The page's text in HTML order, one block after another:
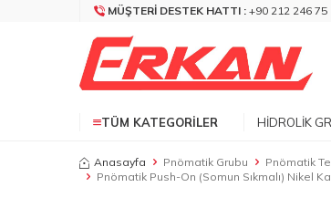
MÜŞTERI DESTEK HATTI : +90 212 246 75
TÜM KATEGORILER HIDROLIK
Anasayfa Pnömatik Grubu Pnömatik
Pnömatik Push-On (Somun Sıkmalı) Nikel